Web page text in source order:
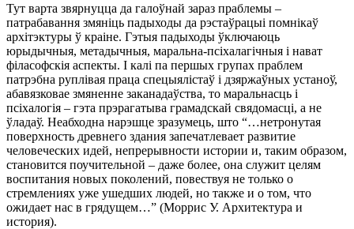
Тут варта звярнуцца да галоўнай зараз праблемы –
патрабавання змяніць падыходы да рэстаўрацыі помнікаў
архітэктуры ў краіне. Гэтыя падыходы ўключаюць
юрыдычныя, метадычныя, маральна-псіхалагічныя і нават
філасофскія аспекты. І калі па першых групах праблем
патрэбна руплівая праца спецыялістаў і дзяржаўных устаноў,
абавязковае змяненне заканадаўства, то маральнасць і
псіхалогія – гэта прэрагатыва грамадскай свядомасці, а не
ўладаў. Неабходна нарэшце зразумець, што “…нетронутая
поверхность древнего здания запечатлевает развитие
человеческих идей, непрерывности истории и, таким образом,
становится поучительной – даже более, она служит целям
воспитания новых поколений, повествуя не только о
стремлениях уже ушедших людей, но также и о том, что
ожидает нас в грядущем…” (Моррис У. Архитектура и
история).